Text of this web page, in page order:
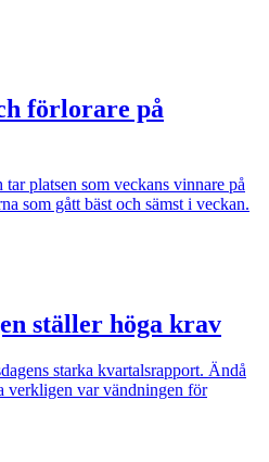
förlorare på
platsen som veckans vinnare på
som gått bäst och sämst i veckan.
ställer höga krav
starka kvartalsrapport. Ändå
verkligen var vändningen för